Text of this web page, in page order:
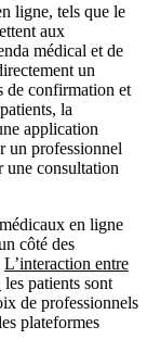
ligne, tels que le
aux
médical et de
un
de confirmation et
la
application
un professionnel
une consultation
en ligne
côté des
L’interaction entre
les patients sont
de professionnels
plateformes